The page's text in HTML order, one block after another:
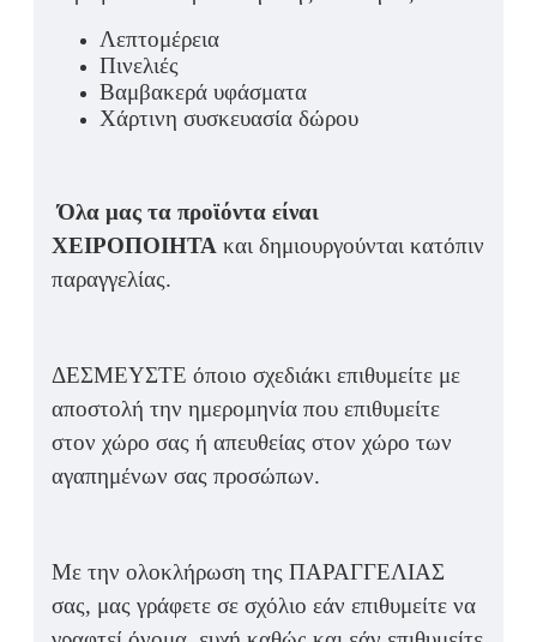
Λεπτομέρεια
Πινελιές
Βαμβακερά υφάσματα
Χάρτινη συσκευασία δώρου
Όλα μας τα προϊόντα είναι
ΧΕΙΡΟΠΟΙΗΤΑ και δημιουργούνται κατόπιν
παραγγελίας.
ΔΕΣΜΕΥΣΤΕ όποιο σχεδιάκι επιθυμείτε με
αποστολή την ημερομηνία που επιθυμείτε
στον χώρο σας ή απευθείας στον χώρο των
αγαπημένων σας προσώπων.
Με την ολοκλήρωση της ΠΑΡΑΓΓΕΛΙΑΣ
σας, μας γράφετε σε σχόλιο εάν επιθυμείτε να